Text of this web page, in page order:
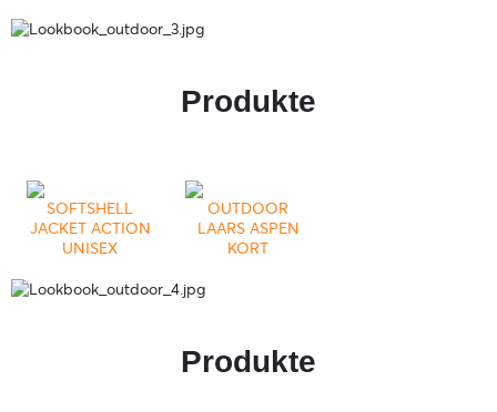
Produkte
SOFTSHELL
JACKET ACTION
UNISEX
OUTDOOR
LAARS ASPEN
KORT
Produkte